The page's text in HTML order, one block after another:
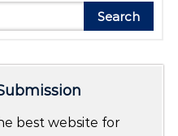
Search
best website for